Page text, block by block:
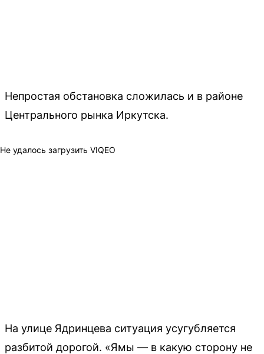
Непростая обстановка сложилась и в районе
Центрального рынка Иркутска.
Не удалось загрузить VIQEO
На улице Ядринцева ситуация усугубляется
разбитой дорогой. «Ямы — в какую сторону не